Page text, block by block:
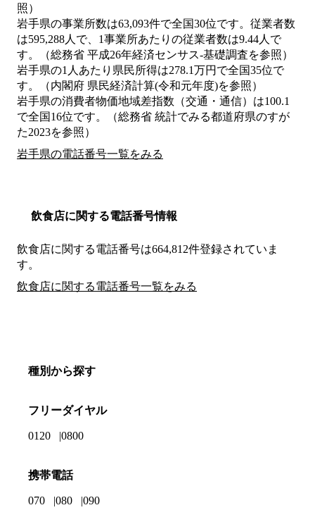
照）
岩手県の事業所数は63,093件で全国30位です。従業者数
は595,288人で、1事業所あたりの従業者数は9.44人で
す。（総務省 平成26年経済センサス‐基礎調査を参照）
岩手県の1人あたり県民所得は278.1万円で全国35位で
す。（内閣府 県民経済計算(令和元年度)を参照）
岩手県の消費者物価地域差指数（交通・通信）は100.1
で全国16位です。（総務省 統計でみる都道府県のすが
た2023を参照）
岩手県の電話番号一覧をみる
飲食店に関する電話番号情報
飲食店に関する電話番号は664,812件登録されていま
す。
飲食店に関する電話番号一覧をみる
種別から探す
フリーダイヤル
0120 0800
携帯電話
070 080 090